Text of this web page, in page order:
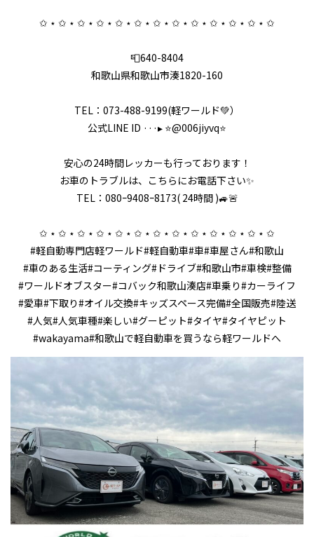
✩ ⋆ ✩ ⋆ ✩ ⋆ ✩ ⋆ ✩ ⋆ ✩ ⋆ ✩ ⋆ ✩ ⋆ ✩ ⋆ ✩ ⋆ ✩ ⋆ ✩ ⋆ ✩
📮640-8404
和歌山県和歌山市湊1820-160
TEL：073-488-9199(軽ワールド💚）
公式LINE ID ···▸ ⭐️@006jiyvq⭐️
安心の24時間レッカーも行っております！
お車のトラブルは、こちらにお電話下さい✨
TEL：080ｰ9408ｰ8173( 24時間 )🚙🚨
✩ ⋆ ✩ ⋆ ✩ ⋆ ✩ ⋆ ✩ ⋆ ✩ ⋆ ✩ ⋆ ✩ ⋆ ✩ ⋆ ✩ ⋆ ✩ ⋆ ✩ ⋆ ✩
#軽自動専門店軽ワールド#軽自動車#車#車屋さん#和歌山
#車のある生活#コーティング#ドライブ#和歌山市#車検#整備
#ワールドオブスター#コバック和歌山湊店#車乗り#カーライフ
#愛車#下取り#オイル交換#キッズスペース完備#全国販売#陸送
#人気#人気車種#楽しい#グーピット#タイヤ#タイヤピット
#wakayama#和歌山で軽自動車を買うなら軽ワールドへ